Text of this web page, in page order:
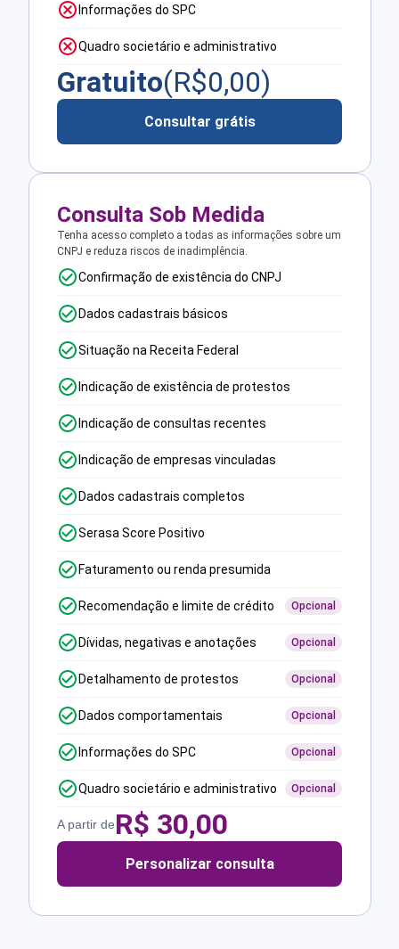
Informações do SPC
Quadro societário e administrativo
Gratuito(R$0,00)
Consultar grátis
Consulta Sob Medida
Tenha acesso completo a todas as informações sobre um
CNPJ e reduza riscos de inadimplência.
Confirmação de existência do CNPJ
Dados cadastrais básicos
Situação na Receita Federal
Indicação de existência de protestos
Indicação de consultas recentes
Indicação de empresas vinculadas
Dados cadastrais completos
Serasa Score Positivo
Faturamento ou renda presumida
Recomendação e limite de crédito Opcional
Dívidas, negativas e anotações Opcional
Detalhamento de protestos Opcional
Dados comportamentais Opcional
Informações do SPC Opcional
Quadro societário e administrativo Opcional
A partir deR$ 30,00
Personalizar consulta